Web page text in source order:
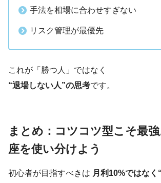
手法を相場に合わせすぎない
リスク管理が最優先
これが「勝つ人」ではなく
“退場しない人”の思考です。
まとめ：コツコツ型こそ最
座を使い分けよう
初心者が目指すべきは 月利10%ではなく